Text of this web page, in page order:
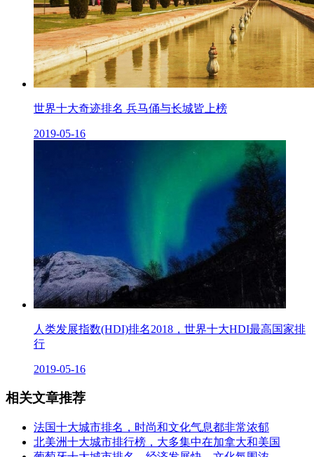
世界十大奇迹排名 兵马俑与长城皆上榜
2019-05-16
人类发展指数(HDI)排名2018，世界十大HDI最高国家排
行
2019-05-16
相关文章推荐
法国十大城市排名，时尚和文化气息都非常浓郁
北美洲十大城市排行榜，大多集中在加拿大和美国